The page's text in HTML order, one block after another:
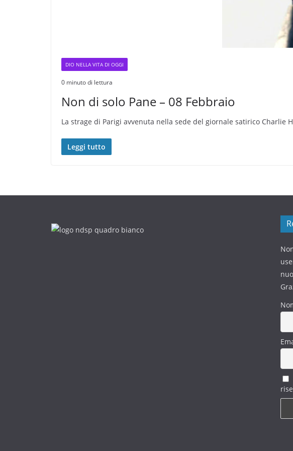
DIO NELLA VITA DI OGGI
0 minuto di lettura
Non di solo Pane – 08 Febbraio
La strage di Parigi avvenuta nella sede del giornale satirico
Leggi tutto